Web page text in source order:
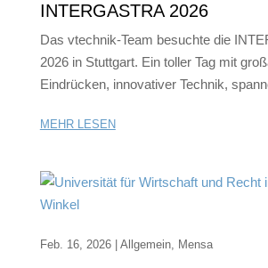
INTERGASTRA 2026
Das vtechnik-Team besuchte die
2026 in Stuttgart. Ein toller Tag mit
Eindrücken, innovativer Technik,
MEHR LESEN
Feb. 16, 2026| Allgemein, Mensa